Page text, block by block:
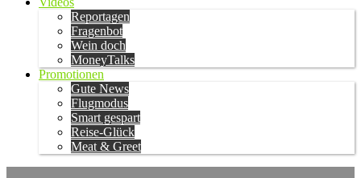
Reportagen
Fragenbot
Wein doch
MoneyTalks
Promotionen
Gute News
Flugmodus
Smart gespart
Reise-Glück
Meat & Greet